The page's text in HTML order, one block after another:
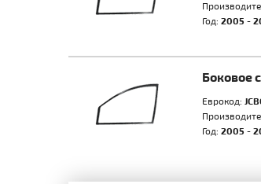
Год: 2005 -
Боковое
Еврокод:
Год: 2005 -